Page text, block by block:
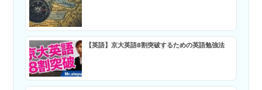
【英語】京大英語8割突破するための英語勉強法